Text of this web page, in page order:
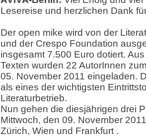
Lesereise und herzlichen Dank
Der open mike wird von der
und der Crespo Foundation
insgesamt 7.500 Euro dotiert.
Texten wurden 22 AutorInnen
05. November 2011 eingeladen.
als eines der wichtigsten
Literaturbetrieb.
Nun gehen die diesjährigen drei
Mittwoch, den 09. November
Zürich, Wien und Frankfurt .